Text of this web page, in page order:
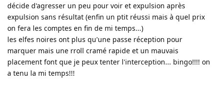
décide d'agresser un peu pour voir et expulsion après
expulsion sans résultat (enfin un ptit réussi mais à quel prix
on fera les comptes en fin de mi temps...)
les elfes noires ont plus qu'une passe réception pour
marquer mais une rroll cramé rapide et un mauvais
placement font que je peux tenter l'interception... bingo!!!! on
a tenu la mi temps!!!